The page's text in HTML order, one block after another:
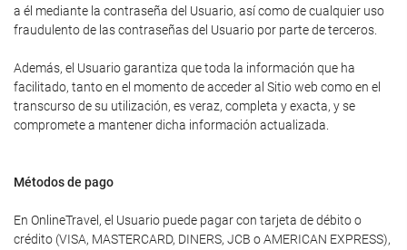
a él mediante la contraseña del Usuario, así como de cualquier uso
fraudulento de las contraseñas del Usuario por parte de terceros.
Además, el Usuario garantiza que toda la información que ha
facilitado, tanto en el momento de acceder al Sitio web como en el
transcurso de su utilización, es veraz, completa y exacta, y se
compromete a mantener dicha información actualizada.
Métodos de pago
En OnlineTravel, el Usuario puede pagar con tarjeta de débito o
crédito (VISA, MASTERCARD, DINERS, JCB o AMERICAN EXPRESS),